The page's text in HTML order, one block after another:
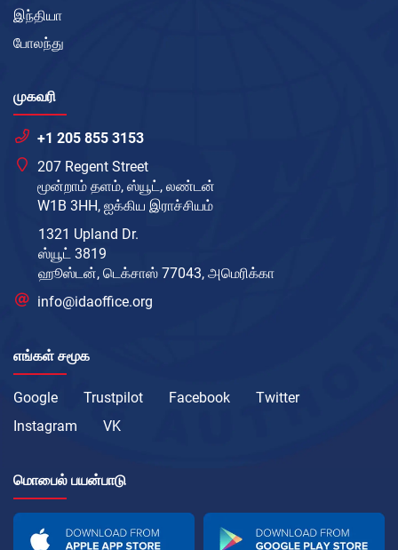
இந்தியா
போலந்து
முகவரி
+1 205 855 3153
207 Regent Street
மூன்றாம் தளம், ஸ்யூட், லண்டன்
W1B 3HH, ஐக்கிய இராச்சியம்
1321 Upland Dr.
ஸ்யூட் 3819
ஹூஸ்டன், டெக்சாஸ் 77043, அமெரிக்கா
info@idaoffice.org
எங்கள் சமூக
Google Trustpilot Facebook
Twitter
Instagram
VK
மொபைல் பயன்பாடு